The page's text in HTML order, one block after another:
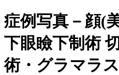
症例写真－顔(
下眼瞼下制術
術・グラマラ